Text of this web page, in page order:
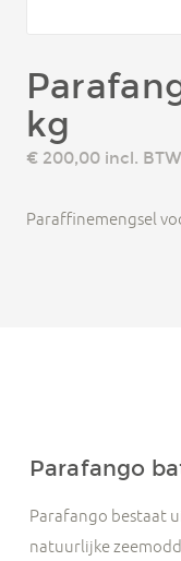
kg
€ 200,00 incl. BTW
Paraffinemengsel
Parafango
Parafango bestaat
natuurlijke